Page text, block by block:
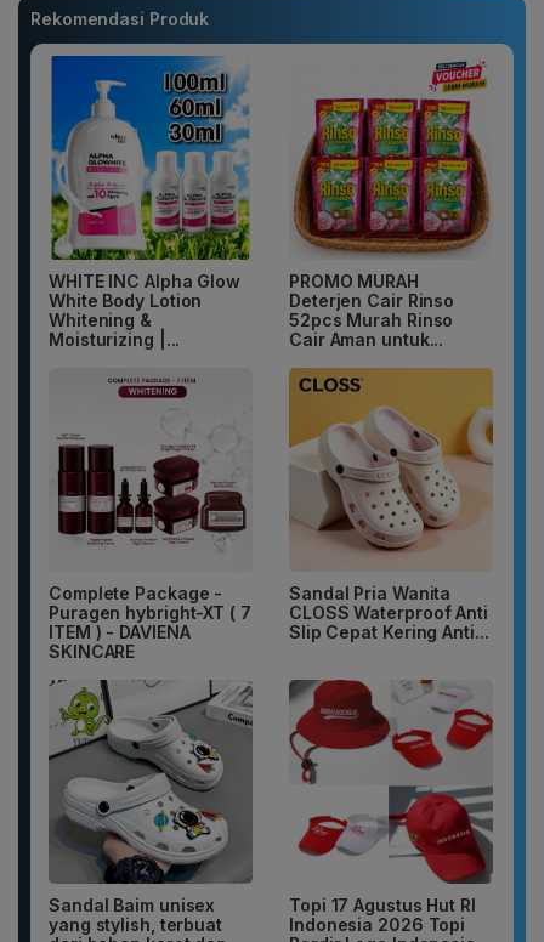
Rekomendasi Produk
WHITE INC Alpha Glow
White Body Lotion
Whitening &
Moisturizing |...
PROMO MURAH
Deterjen Cair Rinso
52pcs Murah Rinso
Cair Aman untuk...
Complete Package -
Puragen hybright-XT ( 7
ITEM ) - DAVIENA
SKINCARE
Sandal Pria Wanita
CLOSS Waterproof Anti
Slip Cepat Kering Anti...
Sandal Baim unisex
yang stylish, terbuat
Topi 17 Agustus Hut RI
Indonesia 2026 Topi